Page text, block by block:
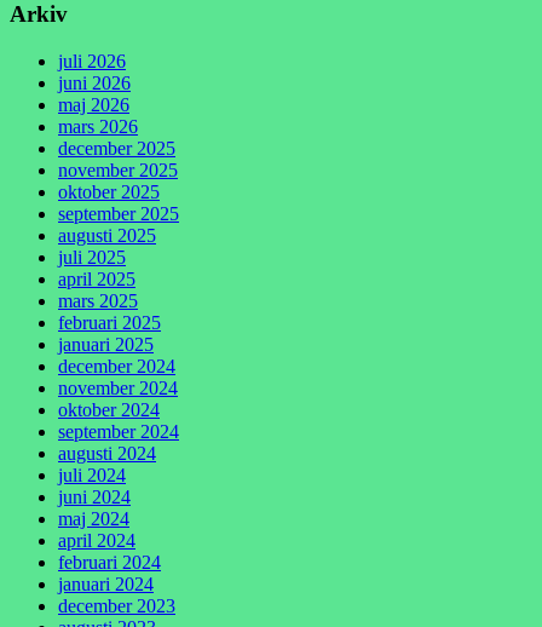
Arkiv
juli 2026
juni 2026
maj 2026
mars 2026
december 2025
november 2025
oktober 2025
september 2025
augusti 2025
juli 2025
april 2025
mars 2025
februari 2025
januari 2025
december 2024
november 2024
oktober 2024
september 2024
augusti 2024
juli 2024
juni 2024
maj 2024
april 2024
februari 2024
januari 2024
december 2023